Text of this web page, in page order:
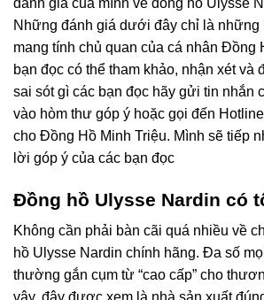
Những đánh giá dưới đây chỉ là những
mang tính chủ quan của cá nhân Đồng
bạn đọc có thể tham khảo, nhận xét và
sai sót gì các bạn đọc hãy gửi tin nhắn
vào hòm thư góp ý hoặc gọi đến
cho Đồng Hồ Minh Triệu. Mình sẽ tiếp
lời góp ý của các bạn đọc
Đồng hồ Ulysse Nardin có
Không cần phải bàn cãi quá nhiều về
hồ Ulysse Nardin chính hãng. Đa số
thường gắn cụm từ “cao cấp” cho